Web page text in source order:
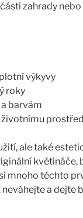
zahrady
výkyvy
roky
barvám
životnímu
ale také
květináče,
mnoho těchto
a dejte